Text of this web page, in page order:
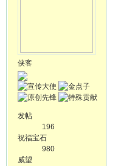
侠客
发帖
196
祝福宝石
980
威望